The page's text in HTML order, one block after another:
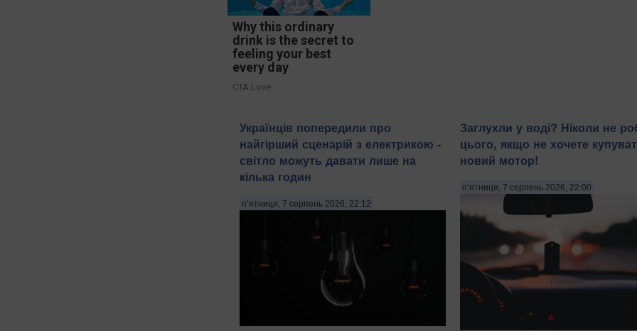
Why this ordinary
drink is the secret to
feeling your best
every day
CTA Love
Українців попередили про
найгірший сценарій з електрикою -
світло можуть давати лише на
кілька годин
п’ятниця, 7 серпень 2026, 22:12
Заглухли у воді? Ніколи не
цього, якщо не хочете
новий мотор!
п’ятниця, 7 серпень 2026, 22:00